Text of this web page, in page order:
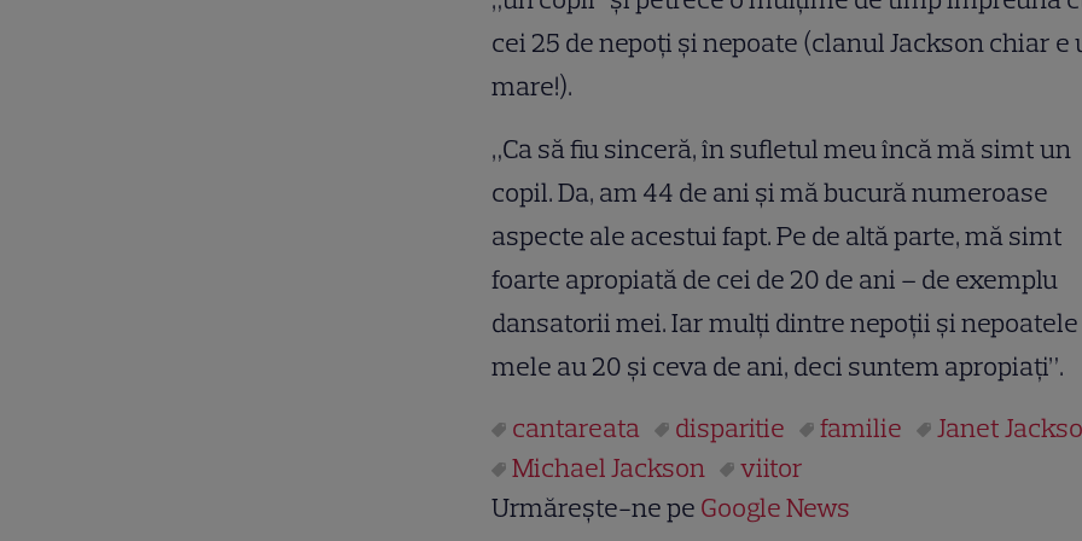
cei 25 de nepoţi şi nepoate (clanul Jackson chiar e
mare!).
„Ca să fiu sinceră, în sufletul meu încă mă simt un
copil. Da, am 44 de ani şi mă bucură numeroase
aspecte ale acestui fapt. Pe de altă parte, mă simt
foarte apropiată de cei de 20 de ani – de exemplu
dansatorii mei. Iar mulţi dintre nepoţii şi nepoatele
mele au 20 şi ceva de ani, deci suntem apropiaţi”.
cantareata
disparitie familie
Janet
Michael Jackson
viitor
Urmărește-ne pe Google News